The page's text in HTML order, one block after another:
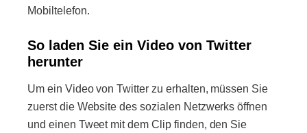
Mobiltelefon.
So laden Sie ein Video von Twitter
herunter
Um ein Video von Twitter zu erhalten, müssen Sie
zuerst die Website des sozialen Netzwerks öffnen
und einen Tweet mit dem Clip finden, den Sie